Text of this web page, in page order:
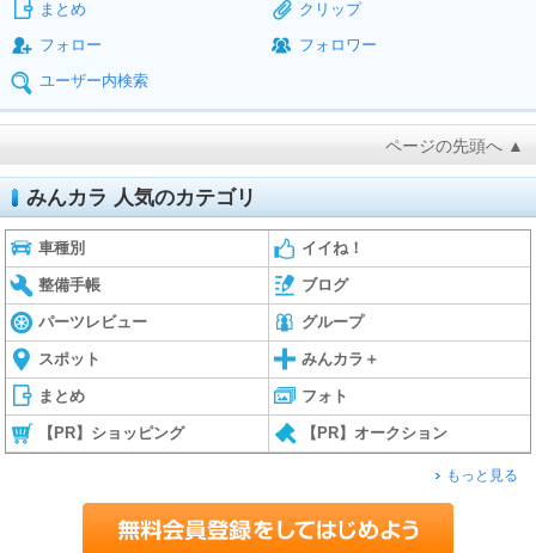
まとめ
クリップ
フォロー
フォロワー
ユーザー内検索
ページの先頭へ ▲
みんカラ 人気のカテゴリ
車種別 イイね！
整備手帳 ブログ
パーツレビュー グループ
スポット みんカラ＋
まとめ フォト
【PR】ショッピング 【PR】オークション
もっと見る